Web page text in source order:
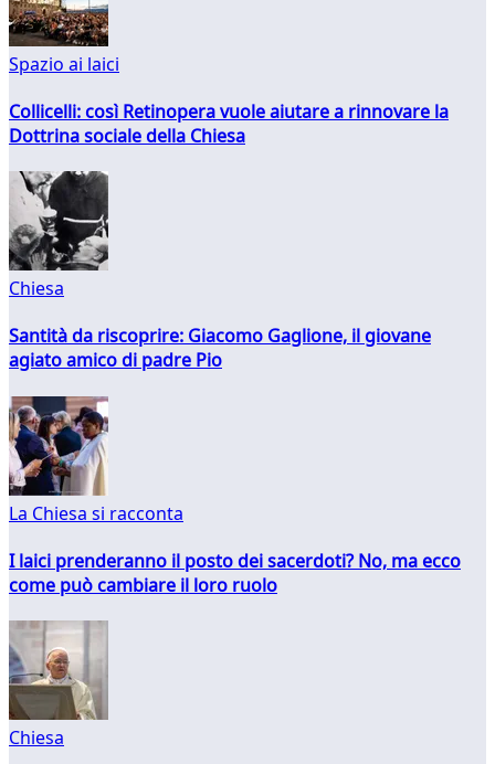
Spazio ai laici
Collicelli: così Retinopera vuole aiutare a rinnovare la
Dottrina sociale della Chiesa
Chiesa
Santità da riscoprire: Giacomo Gaglione, il giovane
agiato amico di padre Pio
La Chiesa si racconta
I laici prenderanno il posto dei sacerdoti? No, ma ecco
come può cambiare il loro ruolo
Chiesa